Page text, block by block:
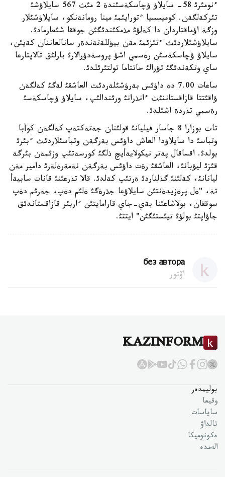
ءنومئرئ 58- سايلاؤ ؤچاسكةسئندة 2 مئث 567 سايلاؤشئ
تئركةلگةن. كوميسسيا ءتورايئمئ مينا رومانةنكو، سايلاؤشئلار
وزگة اؤماقتاردان دا كةلؤئ مذمكئندئگئن جوققا شئعارمادئ.
سايلاؤشئلاردئث ءتئزئمئ مةن بيؤللةتةندةر سانالعاننان كةيئن،
سايلاؤ ؤچاسكةسئن رةسمي اشؤ پروسةدؤرالارئ بارلئق تالاپتارعا
ساي وتكةندئگئ تؤرالئ حاتتاما تولتئرئلدئ.
ساعات 7.00 دة داؤئس بةرؤشئلةردئث العاشقئ لةگئ كةلگةن
ؤاقئتتا قازاقستاننئث ءانذرانئ ورئندالئپ، سايلاؤ ؤچاسكةسئ
رةسمي تذردة اشئلدئ.
تاث بوزارا 8 جاسار فيليانئ قولئنان جةتةكتةپ كةلگةن كوأبا
وتباسئ دا سايلاؤدا العاش داؤئس بةرگةن وتباسئلاردئث ءبئرئ
بولدئ. اقساقال پةتر نيكولايةأيچ ذلگئ كورسةتئپ وزئمةن بئرگة
قئزئ ليؤبانئ، العاشقئ رةت داؤئس بةرگةن نةمةرةلةرئ دامير مةن
ليانانئ، كةلئنئ گذلناردئ ةرتئپ كةلدئ. قالا تذرعئنئ قانات سابيةأ
تة، "ةل پرةزيدةنتئن سايلاؤعا جذرةگئ ةلئم دةپ، جةرئم دةپ
سوققان، بولاشاعئنا بةي-جاي قارامايتئن ءاربئر قازاقستاندئق
جاؤاپتئ بولؤئ تيئستئگئن" ايتتئ.
без автора
اۆتور
KAZINFORM
بوليمدەر
وقيعا
ساياسات
تالداۋ
ەكونوميكا
الەمدە